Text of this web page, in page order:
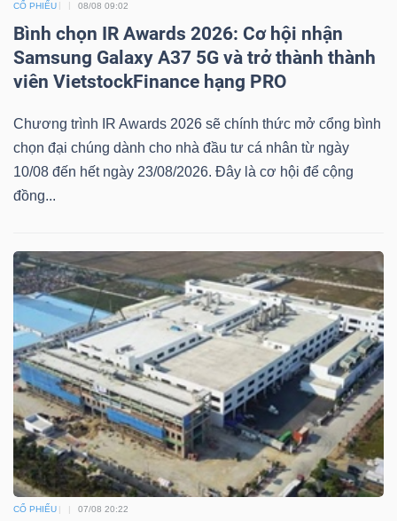
CỔ PHIẾU 08/08 09:02
Bình chọn IR Awards 2026: Cơ hội nhận
Samsung Galaxy A37 5G và trở thành thành
viên VietstockFinance hạng PRO
Chương trình IR Awards 2026 sẽ chính thức mở cổng bình
chọn đại chúng dành cho nhà đầu tư cá nhân từ ngày
10/08 đến hết ngày 23/08/2026. Đây là cơ hội để cộng
đồng...
CỔ PHIẾU 07/08 20:22
Bài
viết
của
giả
(-)
phân
tích
(-)
Thuật
ngữ
(-)
Dịch
vụ